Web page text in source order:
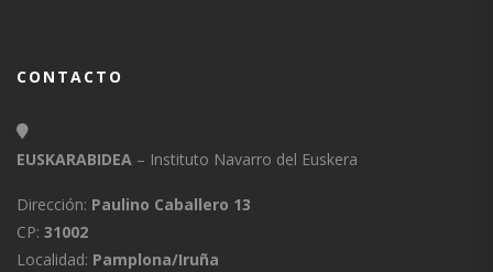
CONTACTO
EUSKARABIDEA – Instituto Navarro del Euskera
Dirección: Paulino Caballero 13
CP: 31002
Localidad: Pamplona/Iruña